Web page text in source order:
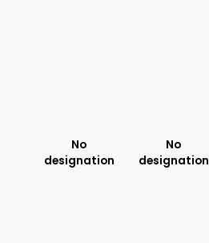
No
designation
No
designation